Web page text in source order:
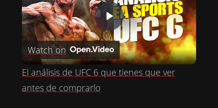
P
L
Watch on
El análisis de UFC 6 que tienes que ver
antes de comprarlo